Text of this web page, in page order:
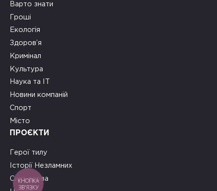
Варто знати
Гроші
Екологія
Здоров’я
Кримінал
Культура
Наука та ІТ
Новини компаній
Спорт
Місто
ПРОЄКТИ
Герої тилу
Історії Незламних
Сила слова
КНОПКА
ЗВ'ЯЗКУ